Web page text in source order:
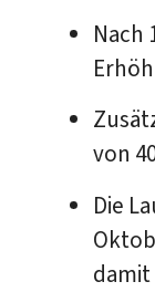
Nach
von
Die
damit